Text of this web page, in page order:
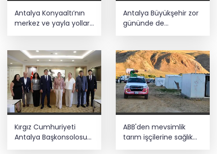
Antalya Konyaaltı’nın
merkez ve yayla yolları
yenilenecek
Antalya Büyükşehir zor
gününde de
vatandaşın yanında
Kırgız Cumhuriyeti
Antalya Başkonsolosu
Başkan Vekili Özdemir’i
ABB'den mevsimlik
tarım işçilerine sağlık
buluşması